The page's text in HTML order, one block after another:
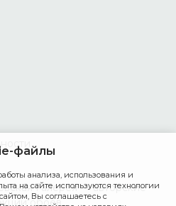
Галерея — авторские
обоев
файлы
анализа, использования и
на сайте используются технологии
Вы соглашаетесь с